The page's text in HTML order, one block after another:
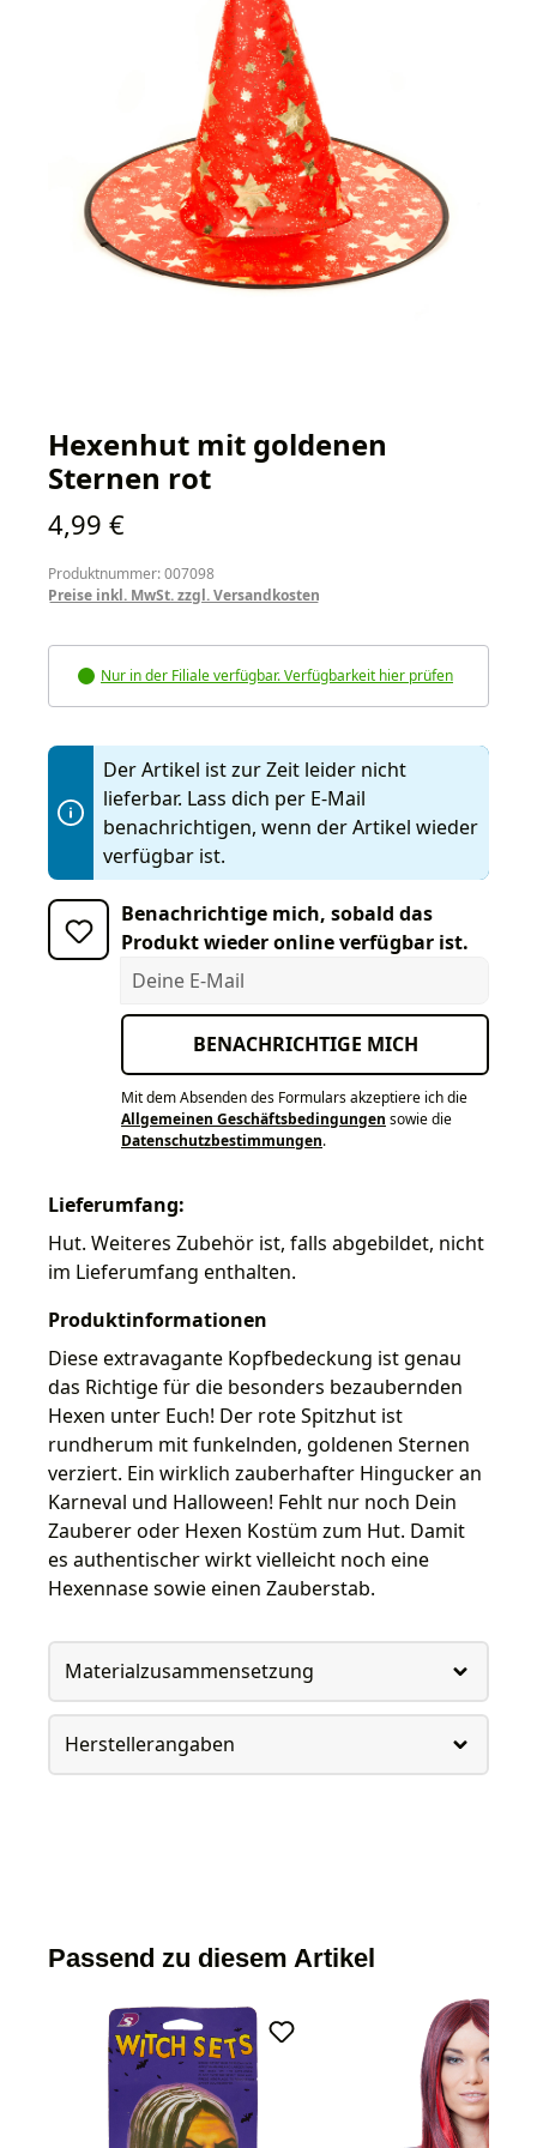
Hexenhut mit goldenen
Sternen rot
Regulärer Preis:
4,99 €
Produktnummer: 007098
Preise inkl. MwSt. zzgl. Versandkosten
Nur in der Filiale verfügbar. Verfügbarkeit hier prüfen
Der Artikel ist zur Zeit leider nicht
lieferbar. Lass dich per E-Mail
benachrichtigen, wenn der Artikel wieder
verfügbar ist.
Benachrichtige mich, sobald das
Produkt wieder online verfügbar ist.
Deine E-Mail
BENACHRICHTIGE MICH
Mit dem Absenden des Formulars akzeptiere ich die
Allgemeinen Geschäftsbedingungen sowie die
Datenschutzbestimmungen.
Lieferumfang:
Hut. Weiteres Zubehör ist, falls abgebildet, nicht
im Lieferumfang enthalten.
Produktinformationen
Diese extravagante Kopfbedeckung ist genau
das Richtige für die besonders bezaubernden
Hexen unter Euch! Der rote Spitzhut ist
rundherum mit funkelnden, goldenen Sternen
verziert. Ein wirklich zauberhafter Hingucker an
Karneval und Halloween! Fehlt nur noch Dein
Zauberer oder Hexen Kostüm zum Hut. Damit
es authentischer wirkt vielleicht noch eine
Hexennase sowie einen Zauberstab.
Materialzusammensetzung
Herstellerangaben
Passend zu diesem Artikel